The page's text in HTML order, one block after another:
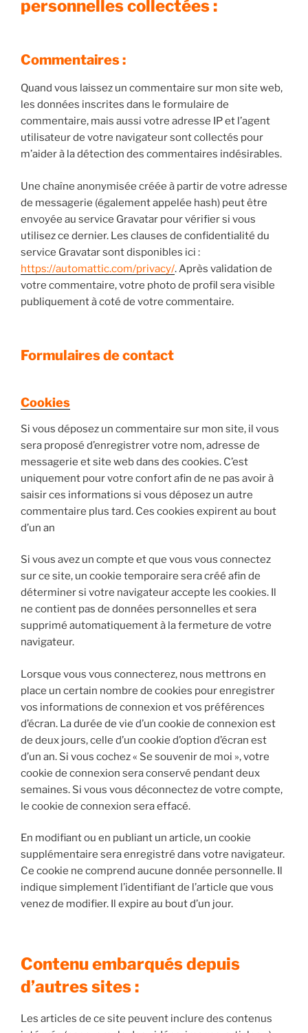
personnelles collectées :
Commentaires :
Quand vous laissez un commentaire sur mon site web,
les données inscrites dans le formulaire de
commentaire, mais aussi votre adresse IP et l’agent
utilisateur de votre navigateur sont collectés pour
m’aider à la détection des commentaires indésirables.
Une chaîne anonymisée créée à partir de votre adresse
de messagerie (également appelée hash) peut être
envoyée au service Gravatar pour vérifier si vous
utilisez ce dernier. Les clauses de confidentialité du
service Gravatar sont disponibles ici :
https://automattic.com/privacy/. Après validation de
votre commentaire, votre photo de profil sera visible
publiquement à coté de votre commentaire.
Formulaires de contact
Cookies
Si vous déposez un commentaire sur mon site, il vous
sera proposé d’enregistrer votre nom, adresse de
messagerie et site web dans des cookies. C’est
uniquement pour votre confort afin de ne pas avoir à
saisir ces informations si vous déposez un autre
commentaire plus tard. Ces cookies expirent au bout
d’un an
Si vous avez un compte et que vous vous connectez
sur ce site, un cookie temporaire sera créé afin de
déterminer si votre navigateur accepte les cookies. Il
ne contient pas de données personnelles et sera
supprimé automatiquement à la fermeture de votre
navigateur.
Lorsque vous vous connecterez, nous mettrons en
place un certain nombre de cookies pour enregistrer
vos informations de connexion et vos préférences
d’écran. La durée de vie d’un cookie de connexion est
de deux jours, celle d’un cookie d’option d’écran est
d’un an. Si vous cochez « Se souvenir de moi », votre
cookie de connexion sera conservé pendant deux
semaines. Si vous vous déconnectez de votre compte,
le cookie de connexion sera effacé.
En modifiant ou en publiant un article, un cookie
supplémentaire sera enregistré dans votre navigateur.
Ce cookie ne comprend aucune donnée personnelle. Il
indique simplement l’identifiant de l’article que vous
venez de modifier. Il expire au bout d’un jour.
Contenu embarqués depuis
d’autres sites :
Les articles de ce site peuvent inclure des contenus